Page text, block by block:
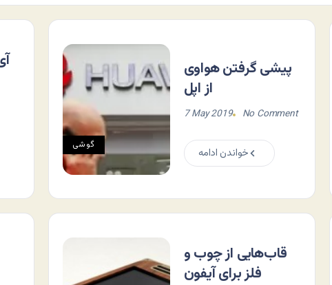
گوشی
پیشی گرفتن هواوی
از اپل
7 May 2019 No Comment
خواندن ادامه
قاب‌هایی از چوب و
فلز برای آیفون